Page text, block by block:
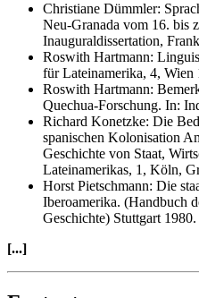
Christiane Dümmler:
Neu-Granada vom 16. bis
Inauguraldissertation,
Roswith Hartmann:
für Lateinamerika, 4, Wien
Roswith Hartmann:
Quechua-Forschung. In:
Richard Konetzke: Die
spanischen Kolonisation
Geschichte von Staat,
Lateinamerikas, 1, Köln,
Horst Pietschmann: Die
Iberoamerika. (Handbuch
Geschichte) Stuttgart 1980.
[...]